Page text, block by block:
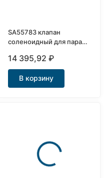
SA55783 клапан
соленоидный для пара
14 395,92₽
В корзину